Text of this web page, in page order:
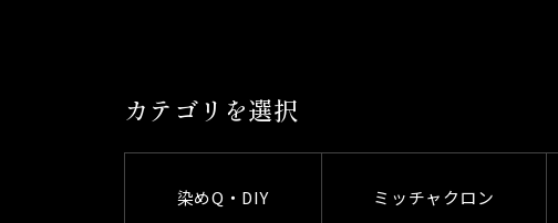
カテゴリを選択
染めQ・DIY ミッチャクロン